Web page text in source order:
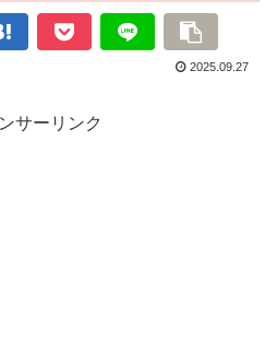
2025.09.27
サーリンク